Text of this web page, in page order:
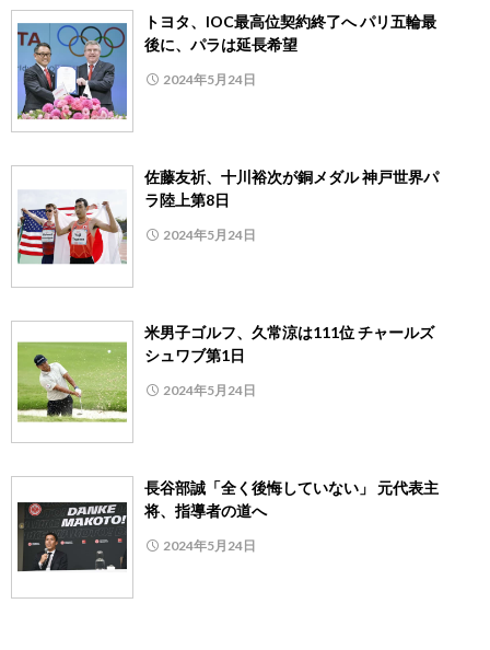
トヨタ、IOC最高位契約終了へ パリ五輪最
後に、パラは延長希望
2024年5月24日
佐藤友祈、十川裕次が銅メダル 神戸世界パ
ラ陸上第8日
2024年5月24日
米男子ゴルフ、久常涼は111位 チャールズ
シュワブ第1日
2024年5月24日
長谷部誠「全く後悔していない」 元代表主
将、指導者の道へ
2024年5月24日